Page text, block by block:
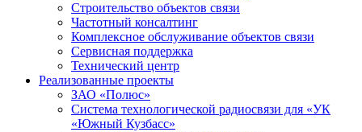
Строительство объектов связи
Частотный консалтинг
Комплексное обслуживание объектов связи
Сервисная поддержка
Технический центр
Реализованные проекты
ЗАО «Полюс»
Система технологической радиосвязи для «УК
«Южный Кузбасс»